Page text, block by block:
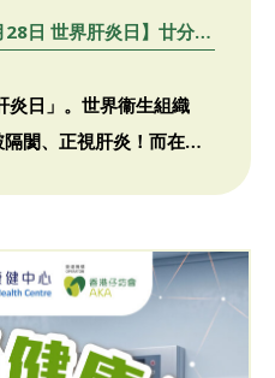
28日 世界肝炎日】廿分之
炎日」。世界衞生組織
閡、正視肝炎！而在香